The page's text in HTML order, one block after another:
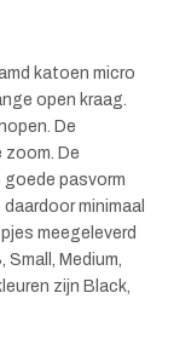
katoen micro
open kraag.
De
De
pasvorm
minimaal
meegeleverd
Medium,
zijn Black,